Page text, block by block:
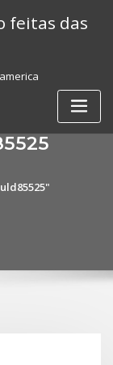
feitas das